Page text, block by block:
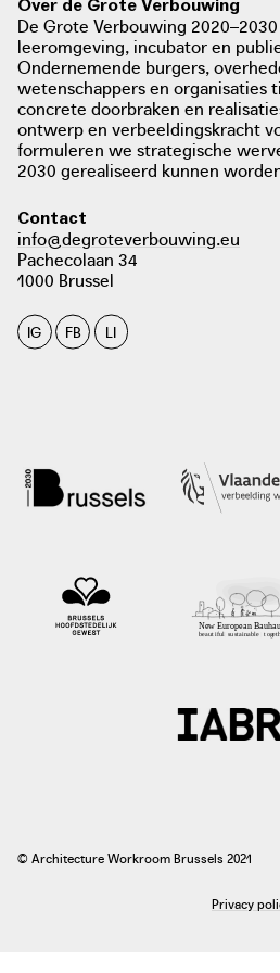
standaard.be
foto: Burgemeesterconvenant
Portraits: #4 Kurt
Veeboer Kurt wist met
de buurt een aantal win-win
zijn van een meerlagig landschap.
vult hij in
eigen
Kurt Sannen genomineerd als
Het voor het vleesvee droge
wintermaanden aan met eigen
Over de Grote Verbouwing
De Grote Verbouwing
leeromgeving, incubator en
Ondernemende burgers,
wetenschappers en organisaties
concrete doorbraken en
ontwerp en verbeeldingskracht
formuleren we strategische
2030 gerealiseerd kunnen
Contact
info@degroteverbouwing.eu
Pachecolaan 34
1000 Brussel
IG FB LI
© Architecture Workroom Brussels 2021
Privacy